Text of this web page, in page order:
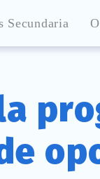
Secundaria